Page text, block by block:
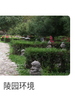
陵园环境